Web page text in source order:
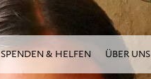
SPENDEN & HELFEN ÜBER UNS